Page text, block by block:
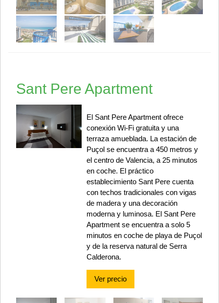
Sant Pere Apartment
El Sant Pere Apartment ofrece
conexión Wi-Fi gratuita y una
terraza amueblada. La estación de
Puçol se encuentra a 450 metros y
el centro de Valencia, a 25 minutos
en coche. El práctico
establecimiento Sant Pere cuenta
con techos tradicionales con vigas
de madera y una decoración
moderna y luminosa. El Sant Pere
Apartment se encuentra a solo 5
minutos en coche de playa de Puçol
y de la reserva natural de Serra
Calderona.
Ver precio